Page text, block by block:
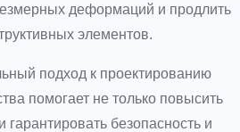
деформаций и продлить
элементов.
подход к проектированию
помогает не только повысить
безопасность и